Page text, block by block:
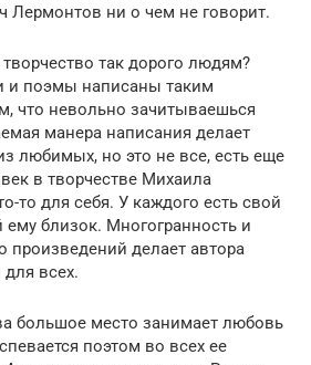
Лермонтов ни о чем не говорит.
так дорого людям?
и поэмы написаны таким
что невольно зачитываешься
манера написания делает
любимых, но это не все, есть еще
в творчестве Михаила
то для себя. У каждого есть свой
близок. Многогранность и
произведений делает автора
всех.
большое место занимает любовь
поэтом во всех ее